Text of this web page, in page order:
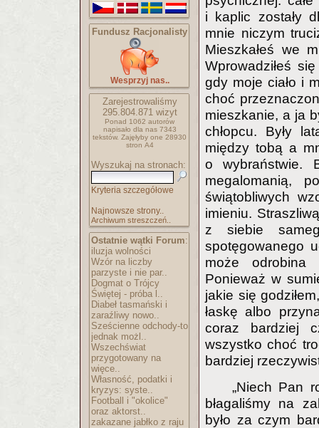
Fundusz Racjonalisty
Wesprzyj nas..
Zarejestrowaliśmy
295.804.871wizyt
Ponad 1062 autorów
napisało dla nas 7343
tekstów. Zajęłyby one 28930
stron A4
Wyszukaj na stronach:
Kryteria szczegółowe
Najnowsze strony..
Archiwum streszczeń..
Ostatnie wątki Forum:
iluzja wolności
Wzór na liczby
parzyste i nie par..
Dogmat o Trójcy
Świętej - próba l..
Diabeł tasmański i
zaraźliwy nowo..
Sześcienne odchody-to
jednak możl..
Wszechświat
przygotowany na
więce..
Własność, podatki i
kryzys: syste..
Football i "okolice"
oraz aktorst..
zakazane jabłko z raju
i kaplic zostały
mnie niczym
Mieszkałeś we
Wprowadziłeś
gdy moje ciało i
choć
mieszkanie, a ja
chłopcu. Były
między tobą a
o wybraństwie.
megalomanią,
świątobliwych
imieniu.
z siebie
spotęgowanego
może odrobina
Ponieważ w
jakie się
łaskę albo
coraz bardziej
wszystko choć
bardziej
„Niech Pan
błagaliśmy na
było za czym